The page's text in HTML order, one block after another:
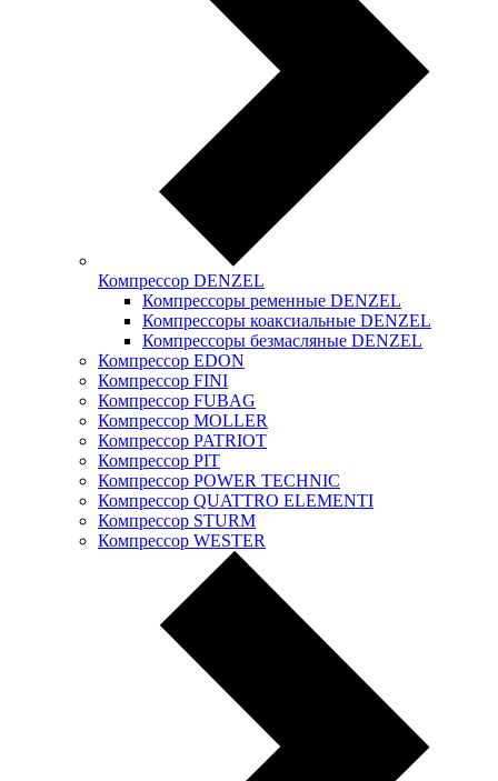
Компрессор DENZEL
Компрессоры ременные DENZEL
Компрессоры коаксиальные DENZEL
Компрессоры безмасляные DENZEL
Компрессор EDON
Компрессор FINI
Компрессор FUBAG
Компрессор MOLLER
Компрессор PATRIOT
Компрессор PIT
Компрессор POWER TECHNIC
Компрессор QUATTRO ELEMENTI
Компрессор STURM
Компрессор WESTER